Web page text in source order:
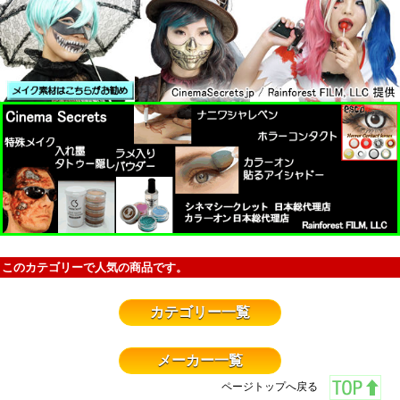
このカテゴリーで人気の商品です。
カテゴリー一覧
メーカー一覧
ページトップへ戻る